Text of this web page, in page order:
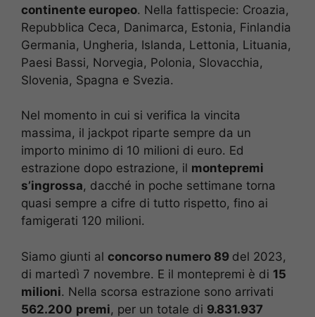
continente europeo. Nella fattispecie: Croazia,
Repubblica Ceca, Danimarca, Estonia, Finlandia
Germania, Ungheria, Islanda, Lettonia, Lituania,
Paesi Bassi, Norvegia, Polonia, Slovacchia,
Slovenia, Spagna e Svezia.
Nel momento in cui si verifica la vincita
massima, il jackpot riparte sempre da un
importo minimo di 10 milioni di euro. Ed
estrazione dopo estrazione, il montepremi
s’ingrossa, dacché in poche settimane torna
quasi sempre a cifre di tutto rispetto, fino ai
famigerati 120 milioni.
Siamo giunti al concorso numero 89 del 2023,
di martedì 7 novembre. E il montepremi è di 15
milioni. Nella scorsa estrazione sono arrivati
562.200 premi, per un totale di 9.831.937